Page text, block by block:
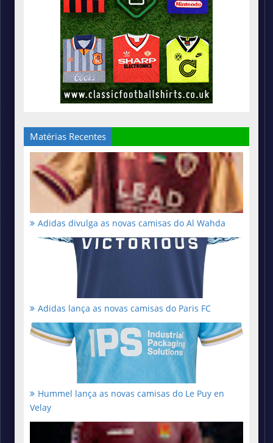
Matérias Recentes
Adidas divulga as novas camisas do Al Wahda
Adidas lança as novas camisas do Paris FC
Hummel lança as novas camisas do Le Puy en
Velay